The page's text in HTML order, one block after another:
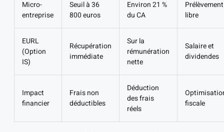
Micro-
entreprise
Seuil à 36
800 euros
Environ 21 %
du CA
Prélèvement
libre
EURL
(Option
IS)
Récupération
immédiate
Sur la
rémunération
nette
Salaire et
dividendes
Impact
financier
Frais non
déductibles
Déduction
des frais
réels
fiscale